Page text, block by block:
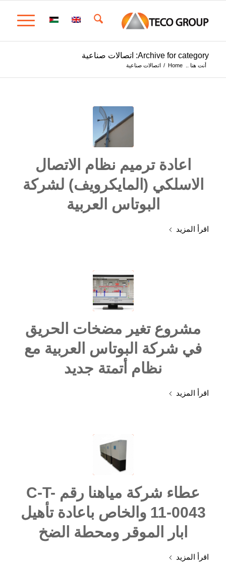
Archive for category: اتصالات صناعية
أنت هنا .. Home
/ اتصالات صناعية
اعادة ترميم نظام الاتصال
الاسلكي (المايكرويف) لشركة
البوتاس العربية
اقرأ المزيد
مشروع تغير مضخات الحريق
في شركة البوتاس العربية مع
نظام أتمتة جديد
اقرأ المزيد
عطاء شركة مياهنا رقم C-T-
11-0043 والخاص باعادة تأهيل
ابار الموقر ومحطة الضخ
اقرأ المزيد